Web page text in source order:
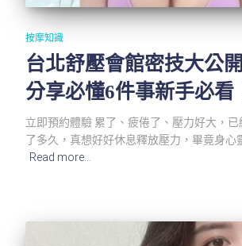
按摩知識
台北舒壓會館密技大公
分享必懂6件事新手必看
立即預約體驗 累了、疲倦了、壓力好大，
了多久，真想好好休息釋放壓力，畢竟身心
Read more…